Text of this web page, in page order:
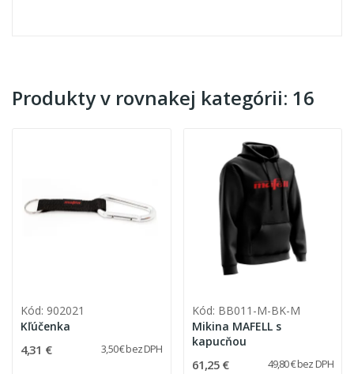
Produkty v rovnakej kategórii: 16
Kód: 902021
Kľúčenka
4,31 € 3,50 € bez DPH
Kód: BB011-M-BK-M
Mikina MAFELL s
kapucňou
61,25 € 49,80 € bez DPH